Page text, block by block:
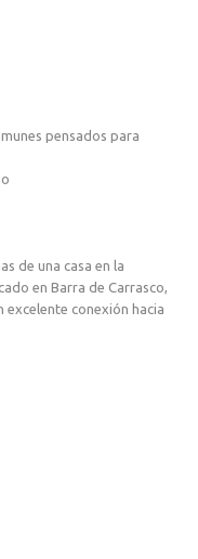
pensados para
de una casa en la
en Barra de Carrasco,
excelente conexión hacia